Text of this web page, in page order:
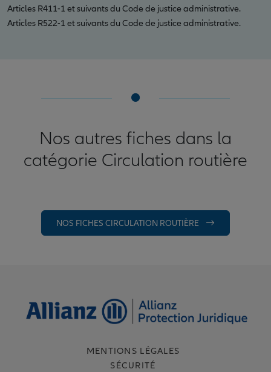
Articles R411-1 et suivants du Code de justice administrative.
Articles R522-1 et suivants du Code de justice administrative.
Nos autres fiches dans la
catégorie Circulation routière
NOS FICHES CIRCULATION ROUTIÈRE
MENTIONS LÉGALES
SÉCURITÉ